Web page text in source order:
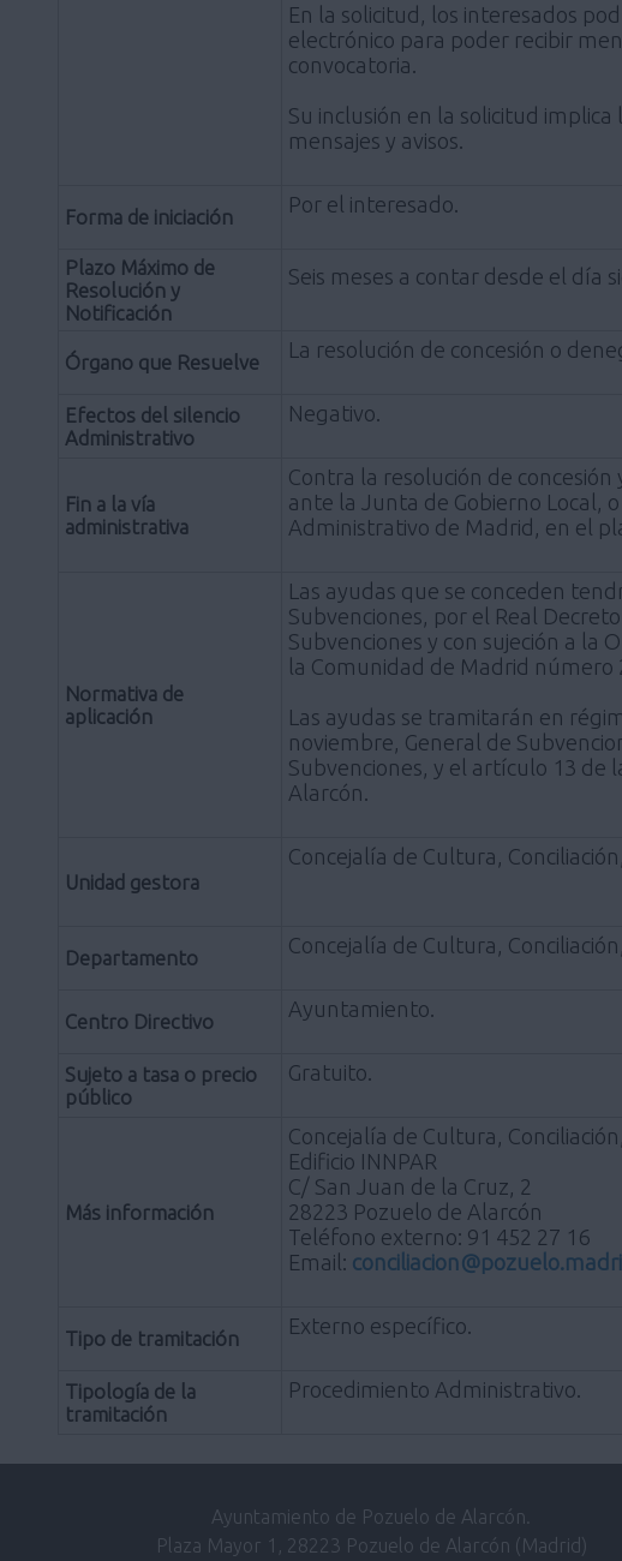
En la solicitud, los interesados
electrónico para poder recibir
convocatoria.
Su inclusión en la solicitud
mensajes y avisos.
Forma de iniciación
Por el interesado.
Plazo Máximo de
Resolución y
Notificación
Seis meses a contar desde el día
Órgano que Resuelve
La resolución de concesión o
Efectos del silencio
Administrativo
Negativo.
Fin a la vía
administrativa
Contra la resolución de
ante la Junta de Gobierno Local,
Administrativo de Madrid, en el
Normativa de
aplicación
Las ayudas que se conceden
Subvenciones, por el Real
Subvenciones y con sujeción a la
la Comunidad de Madrid número
Las ayudas se tramitarán en
noviembre, General de
Subvenciones, y el artículo 13 de
Alarcón.
Unidad gestora
Concejalía de Cultura,
Departamento
Concejalía de Cultura,
Centro Directivo
Ayuntamiento.
Sujeto a tasa o precio
público
Gratuito.
Más información
Concejalía de Cultura,
Edificio INNPAR
C/ San Juan de la Cruz, 2
28223 Pozuelo de Alarcón
Teléfono externo: 91 452 27 16
Email:
Tipo de tramitación
Externo específico.
Tipología de la
tramitación
Procedimiento Administrativo.
Ayuntamiento de Pozuelo de Alarcón.
Plaza Mayor 1, 28223 Pozuelo de Alarcón (Madrid)